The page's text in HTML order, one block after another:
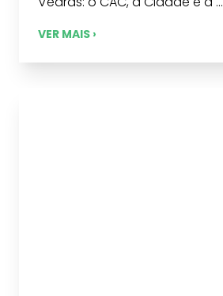
VER MAIS ›